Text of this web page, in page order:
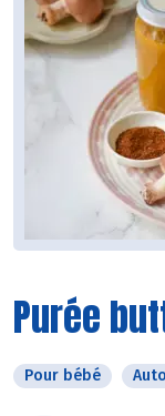
Purée
Pour bébé